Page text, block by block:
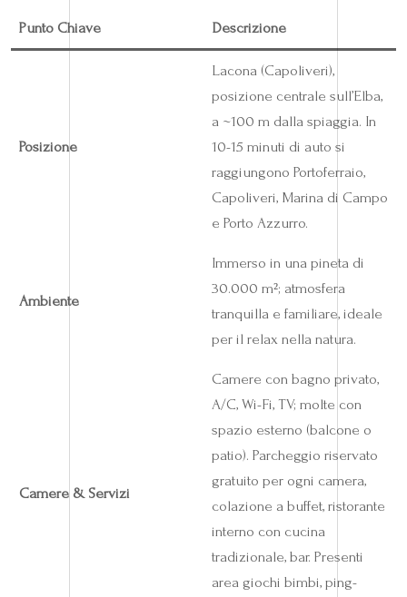
Punto Chiave Descrizione
Posizione
Lacona (Capoliveri),
posizione centrale sull’Elba,
a ~100 m dalla spiaggia. In
10-15 minuti di auto si
raggiungono Portoferraio,
Capoliveri, Marina di Campo
e Porto Azzurro.
Ambiente
Immerso in una pineta di
30.000 m²; atmosfera
tranquilla e familiare, ideale
per il relax nella natura.
Camere & Servizi
Camere con bagno privato,
A/C, Wi-Fi, TV; molte con
spazio esterno (balcone o
patio). Parcheggio riservato
gratuito per ogni camera,
colazione a buffet, ristorante
interno con cucina
tradizionale, bar. Presenti
area giochi bimbi, ping-